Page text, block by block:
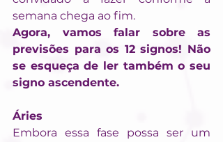
semana chega ao fim.
Agora, vamos falar sobre as
previsões para os 12 signos! Não
se esqueça de ler também o seu
signo ascendente.
Áries
Embora essa fase possa ser um